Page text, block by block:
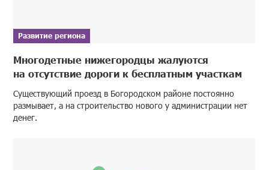
Развитие региона
Многодетные нижегородцы жалуются
на отсутствие дороги к бесплатным участкам
Существующий проезд в Богородском районе постоянно
размывает, а на строительство нового у администрации нет
денег.